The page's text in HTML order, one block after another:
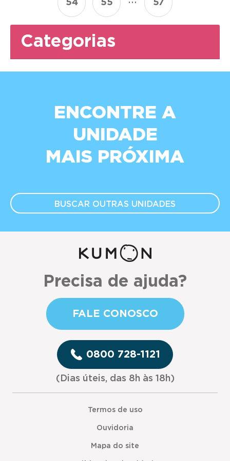
54 55 57
Categorias
ENCONTRE A
UNIDADE
MAIS PRÓXIMA
BUSCAR OUTRAS UNIDADES
Precisa de ajuda?
FALE CONOSCO
0800 728-1121
(Dias úteis, das 8h às 18h)
Termos de uso
Ouvidoria
Mapa do site